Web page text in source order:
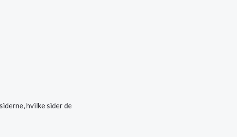
hvilke sider de